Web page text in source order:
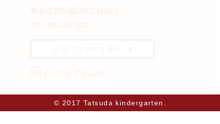
© 2017 Tatsuda kindergarten.